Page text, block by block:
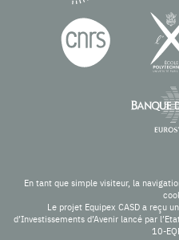
En tant que simple visiteur, la
Le projet Equipex CASD a reçu
d’Investissements d’Avenir lancé par
10-